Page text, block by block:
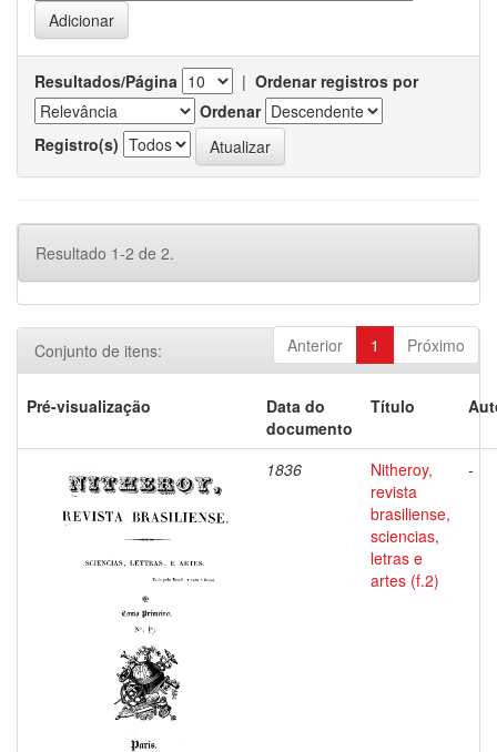
Resultados/Página | Ordenar registros por
Ordenar
Registro(s)
Resultado 1-2 de 2.
Anterior 1 Próximo
Conjunto de itens:
Pré-visualização
Data do
documento
Título
1836
Nitheroy,
revista
brasiliense,
sciencias,
letras e
artes (f.2)
-